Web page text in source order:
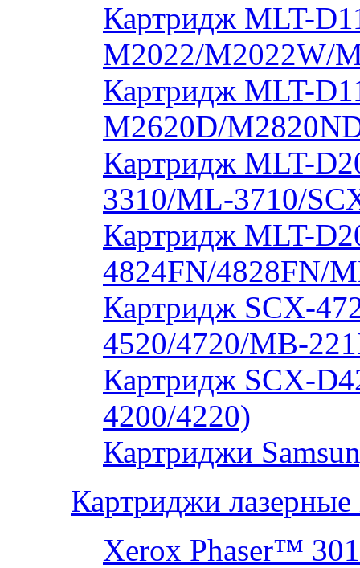
Картридж MLT-
M2022/M2022W/
Картридж MLT-
M2620D/
Картридж MLT-
3310/ML-3710/
Картридж MLT-
4824FN/4828FN/
Картридж SCX-
4520/4720/MB-
Картридж SCX-
4200/4220)
Картриджи
Картриджи
Xerox Phaser™